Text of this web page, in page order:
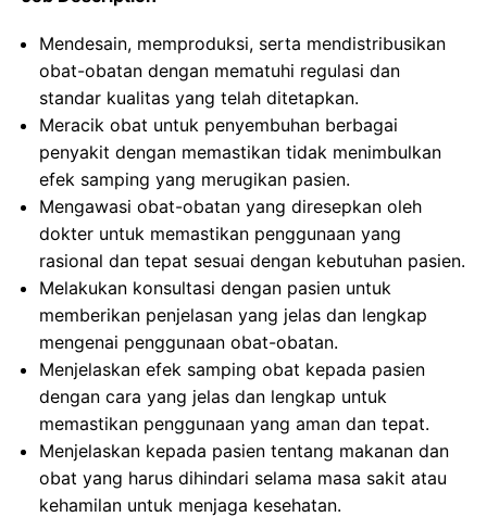
Mendesain, memproduksi, serta mendistribusikan
obat-obatan dengan mematuhi regulasi dan
standar kualitas yang telah ditetapkan.
Meracik obat untuk penyembuhan berbagai
penyakit dengan memastikan tidak menimbulkan
efek samping yang merugikan pasien.
Mengawasi obat-obatan yang diresepkan oleh
dokter untuk memastikan penggunaan yang
rasional dan tepat sesuai dengan kebutuhan pasien.
Melakukan konsultasi dengan pasien untuk
memberikan penjelasan yang jelas dan lengkap
mengenai penggunaan obat-obatan.
Menjelaskan efek samping obat kepada pasien
dengan cara yang jelas dan lengkap untuk
memastikan penggunaan yang aman dan tepat.
Menjelaskan kepada pasien tentang makanan dan
obat yang harus dihindari selama masa sakit atau
kehamilan untuk menjaga kesehatan.